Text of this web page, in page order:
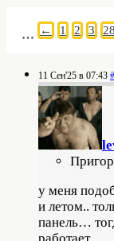
← 1 2 3
… 28
11 Сен'25 в 07:43
у меня
и летом..
панель…
работает